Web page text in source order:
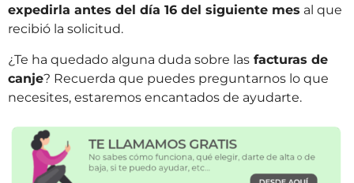
expedirla antes del día 16 del siguiente mes al que
recibió la solicitud.
¿Te ha quedado alguna duda sobre las facturas de
canje? Recuerda que puedes preguntarnos lo que
necesites, estaremos encantados de ayudarte.